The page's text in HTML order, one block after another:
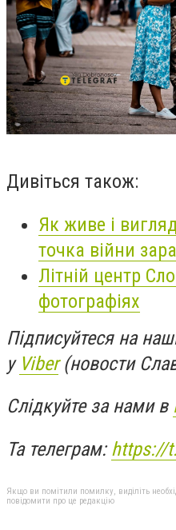
Дивіться також:
Як живе і
точка війни
Літній центр
фотографіях
Підписуйтеся на
у Viber(новости
Слідкуйте за нами в
Та телеграм:https://
Якщо ви помітили помилку, виділіть
повідомити про це редакцію